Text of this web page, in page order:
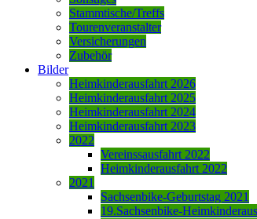
Stammtische/Treffs
Tourenveranstalter
Versicherungen
Zubehör
Bilder
Heimkinderausfahrt 2026
Heimkinderausfahrt 2025
Heimkinderausfahrt 2024
Heimkinderausfahrt 2023
2022
Vereinssausfahrt 2022
Heimkinderausfahrt 2022
2021
Sachsenbike-Geburtstag 2021
19.Sachsenbike-